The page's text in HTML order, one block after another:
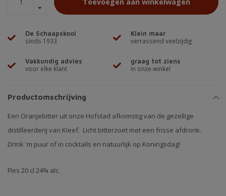
De Schaapskooi
sinds 1933
Klein maar
verrassend veelzijdig
Vakkundig advies
voor elke klant
graag tot ziens
in onze winkel
Productomschrijving
Een Oranjebitter uit onze Hofstad afkomstig van de gezellige
distilleerderij van Kleef. Licht bitterzoet met een frisse afdronk.
Drink 'm puur of in cocktails en natuurlijk op Koningsdag!
Fles 20 cl 24% alc.